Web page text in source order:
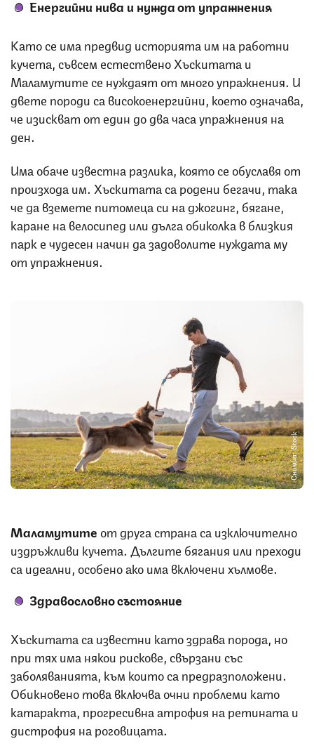
Енергийни нива и нужда от упражнения
Като се има предвид историята им на работни
кучета, съвсем естествено Хъскитата и
Маламутите се нуждаят от много упражнения. И
двете породи са високоенергийни, което означава,
че изискват от един до два часа упражнения на
ден.
Има обаче известна разлика, която се обуславя от
произхода им. Хъскитата са родени бегачи, така
че да вземете питомеца си на джогинг, бягане,
каране на велосипед или дълга обиколка в близкия
парк е чудесен начин да задоволите нуждата му
от упражнения.
Снимка: iStock
Маламутитеот друга страна са изключително
издръжливи кучета. Дългите бягания или преходи
са идеални, особено ако има включени хълмове.
Здравословно състояние
Хъскитата са известни като здрава порода, но
при тях има някои рискове, свързани със
заболяванията, към които са предразположени.
Обикновено това включва очни проблеми като
катаракта, прогресивна атрофия на ретината и
дистрофия на роговицата.